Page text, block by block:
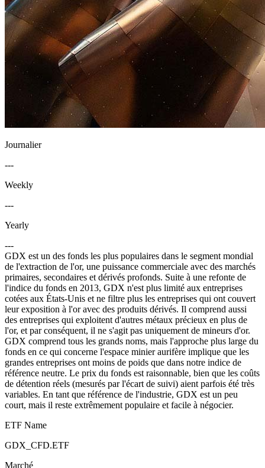
Journalier
---
Weekly
---
Yearly
---
GDX est un des fonds les plus populaires dans le segment mondial
de l'extraction de l'or, une puissance commerciale avec des marchés
primaires, secondaires et dérivés profonds. Suite à une refonte de
l'indice du fonds en 2013, GDX n'est plus limité aux entreprises
cotées aux États-Unis et ne filtre plus les entreprises qui ont couvert
leur exposition à l'or avec des produits dérivés. Il comprend aussi
des entreprises qui exploitent d'autres métaux précieux en plus de
l'or, et par conséquent, il ne s'agit pas uniquement de mineurs d'or.
GDX comprend tous les grands noms, mais l'approche plus large du
fonds en ce qui concerne l'espace minier aurifère implique que les
grandes entreprises ont moins de poids que dans notre indice de
référence neutre. Le prix du fonds est raisonnable, bien que les coûts
de détention réels (mesurés par l'écart de suivi) aient parfois été très
variables. En tant que référence de l'industrie, GDX est un peu
court, mais il reste extrêmement populaire et facile à négocier.
ETF Name
GDX_CFD.ETF
Marché